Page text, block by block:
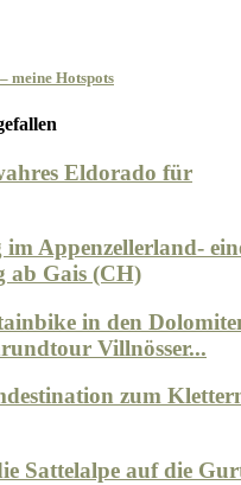
meine Hotspots
Eldorado für
Appenzellerland-
ab Gais (CH)
in den
Villnösser...
zum
Sattelalpe auf die